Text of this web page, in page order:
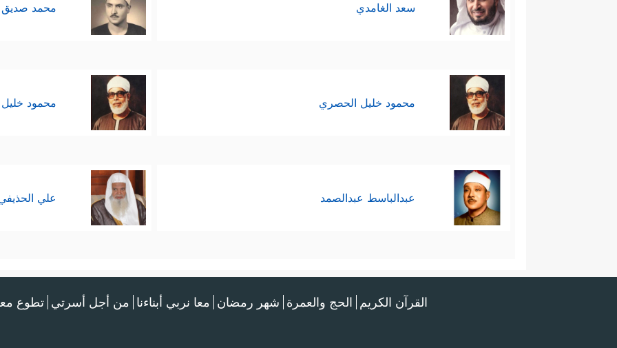
سعد الغامدي محمد صديق
محمود خليل الحصري محمود
عبدالباسط عبدالصمد علي
القرآن الكريم الحج والعمرة شهر رمضان معا نربي أبناءنا من أجل أسرتي تطوع